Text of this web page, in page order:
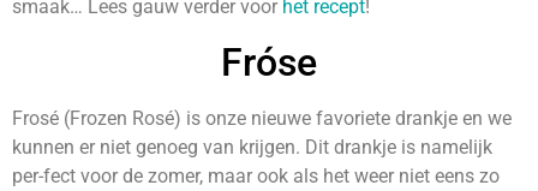
smaak… Lees gauw verder voor het recept!
Fróse
Frosé (Frozen Rosé) is onze nieuwe favoriete drankje en we
kunnen er niet genoeg van krijgen. Dit drankje is namelijk
per-fect voor de zomer, maar ook als het weer niet eens zo